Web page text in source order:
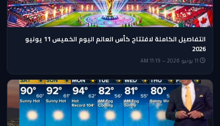
التفاصيل الكاملة لافتتاح كأس العالم اليوم الخميس 11 يونيو
2026